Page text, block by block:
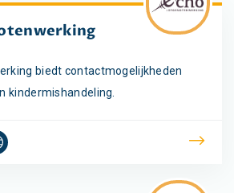
biedt contactmogelijkheden
kindermishandeling.